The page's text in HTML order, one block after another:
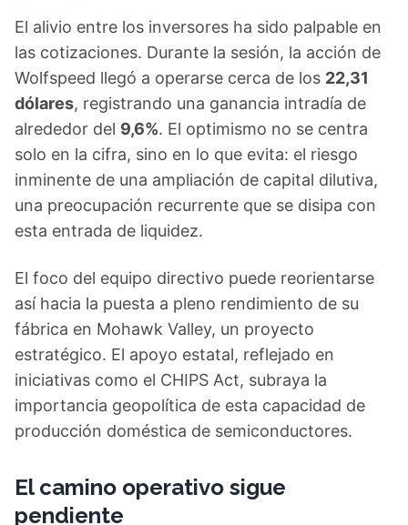
El alivio entre los inversores ha sido palpable en
las cotizaciones. Durante la sesión, la acción de
Wolfspeed llegó a operarse cerca de los 22,31
dólares, registrando una ganancia intradía de
alrededor del 9,6%. El optimismo no se centra
solo en la cifra, sino en lo que evita: el riesgo
inminente de una ampliación de capital dilutiva,
una preocupación recurrente que se disipa con
esta entrada de liquidez.
El foco del equipo directivo puede reorientarse
así hacia la puesta a pleno rendimiento de su
fábrica en Mohawk Valley, un proyecto
estratégico. El apoyo estatal, reflejado en
iniciativas como el CHIPS Act, subraya la
importancia geopolítica de esta capacidad de
producción doméstica de semiconductores.
El camino operativo sigue
pendiente